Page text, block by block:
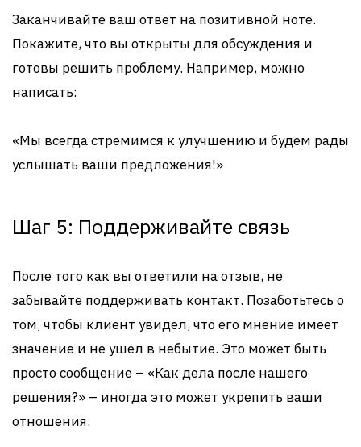
Заканчивайте ваш ответ на позитивной ноте.
Покажите, что вы открыты для обсуждения и
готовы решить проблему. Например, можно
написать:
«Мы всегда стремимся к улучшению и будем рады
услышать ваши предложения!»
Шаг 5: Поддерживайте связь
После того как вы ответили на отзыв, не
забывайте поддерживать контакт. Позаботьтесь о
том, чтобы клиент увидел, что его мнение имеет
значение и не ушел в небытие. Это может быть
просто сообщение – «Как дела после нашего
решения?» – иногда это может укрепить ваши
отношения.